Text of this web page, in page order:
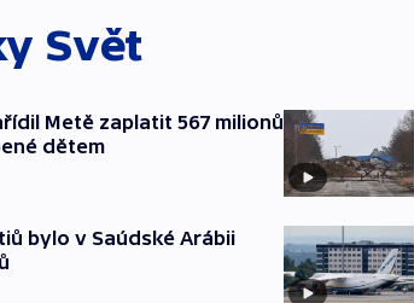
Svět
Metě zaplatit 567 milionů
dětem
bylo v Saúdské Arábii